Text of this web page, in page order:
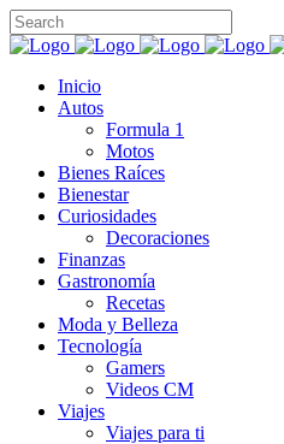
Inicio
Autos
Formula 1
Motos
Bienes Raíces
Bienestar
Curiosidades
Decoraciones
Finanzas
Gastronomía
Recetas
Moda y Belleza
Tecnología
Gamers
Videos CM
Viajes
Viajes para ti